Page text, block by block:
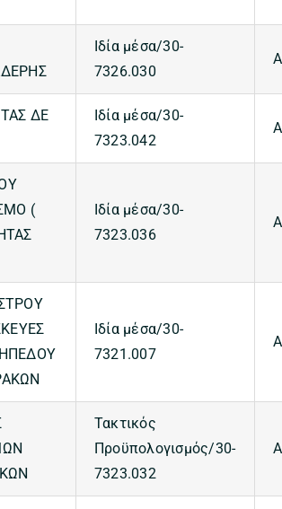
Ιδία μέσα/30-
7326.030
ΔΕ
Ιδία μέσα/30-
7323.042
(
Ιδία μέσα/30-
7323.036
Ιδία μέσα/30-
7321.007
Τακτικός
Προϋπολογισμός/30-
7323.032